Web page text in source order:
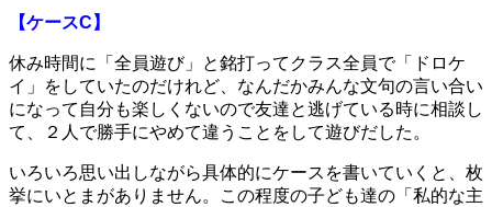
【ケースC】
休み時間に「全員遊び」と銘打ってクラス全員で「ドロケ
イ」をしていたのだけれど、なんだかみんな文句の言い合い
になって自分も楽しくないので友達と逃げている時に相談し
て、２人で勝手にやめて違うことをして遊びだした。
いろいろ思い出しながら具体的にケースを書いていくと、枚
挙にいとまがありません。この程度の子ども達の「私的な主